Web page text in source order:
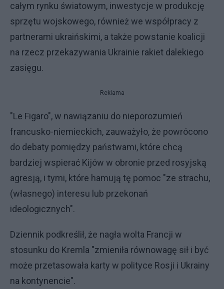
całym rynku światowym, inwestycje w produkcję
sprzętu wojskowego, również we współpracy z
partnerami ukraińskimi, a także powstanie koalicji
na rzecz przekazywania Ukrainie rakiet dalekiego
zasięgu.
Reklama
"Le Figaro", w nawiązaniu do nieporozumień
francusko-niemieckich, zauważyło, że powrócono
do debaty pomiędzy państwami, które chcą
bardziej wspierać Kijów w obronie przed rosyjską
agresją, i tymi, które hamują tę pomoc "ze strachu,
(własnego) interesu lub przekonań
ideologicznych".
Dziennik podkreślił, że nagła wolta Francji w
stosunku do Kremla "zmieniła równowagę sił i być
może przetasowała karty w polityce Rosji i Ukrainy
na kontynencie".